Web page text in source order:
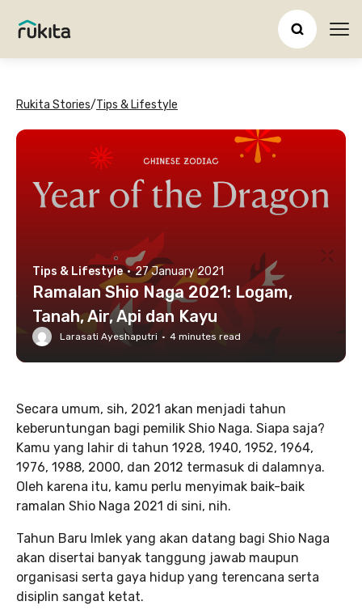
Rukita Stories/Tips & Lifestyle
Tips & Lifestyle · 27 January 2021
Ramalan Shio Naga 2021: Logam,
Tanah, Air, Api dan Kayu
Larasati Ayeshaputri · 4 minutes read
Secara umum, sih, 2021 akan menjadi tahun
keberuntungan bagi pemilik Shio Naga. Siapa saja?
Kamu yang lahir di tahun 1928, 1940, 1952, 1964,
1976, 1988, 2000, dan 2012 termasuk di dalamnya.
Oleh karena itu, kamu perlu menyimak baik-baik
ramalan Shio Naga 2021 di sini, nih.
Tahun Baru Imlek yang akan datang bagi Shio Naga
akan disertai banyak tanggung jawab maupun
organisasi serta gaya hidup yang terencana serta
disiplin sangat ketat.